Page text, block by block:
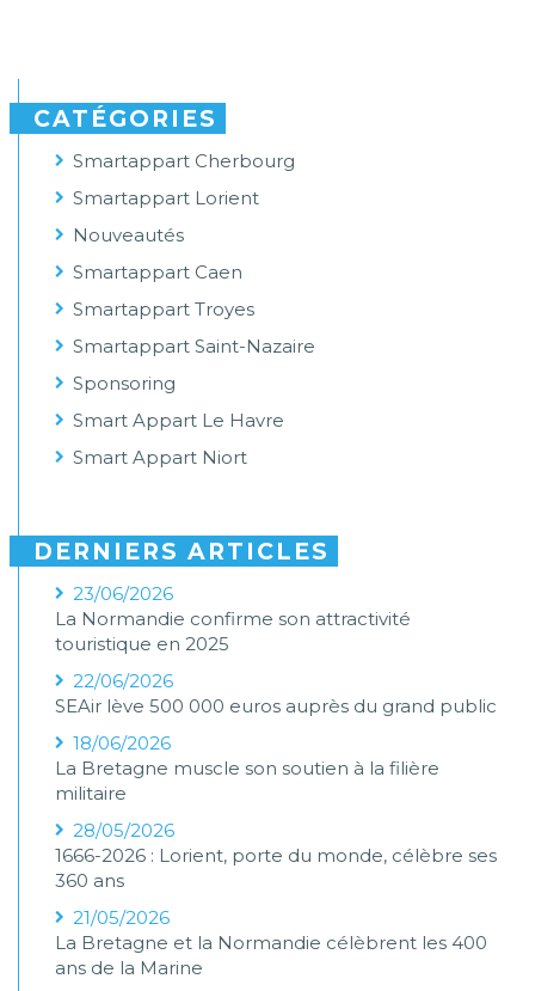
CATÉGORIES
Smartappart Cherbourg
Smartappart Lorient
Nouveautés
Smartappart Caen
Smartappart Troyes
Smartappart Saint-Nazaire
Sponsoring
Smart Appart Le Havre
Smart Appart Niort
DERNIERS ARTICLES
23/06/2026
La Normandie confirme son attractivité
touristique en 2025
22/06/2026
SEAir lève 500 000 euros auprès du grand public
18/06/2026
La Bretagne muscle son soutien à la filière
militaire
28/05/2026
1666-2026 : Lorient, porte du monde, célèbre ses
360 ans
21/05/2026
La Bretagne et la Normandie célèbrent les 400
ans de la Marine